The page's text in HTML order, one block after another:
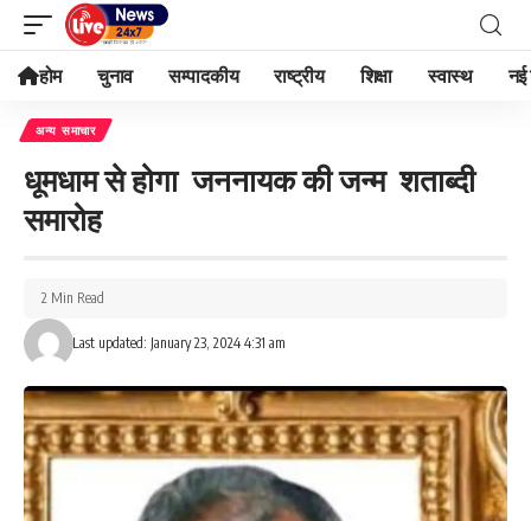
होम चुनाव सम्पादकीय राष्ट्रीय शिक्षा स्वास्थ नई
अन्य समाचार
धूमधाम से होगा जननायक की जन्म शताब्दी
समारोह
Last updated: January 23, 2024 4:31 am
2 Min Read